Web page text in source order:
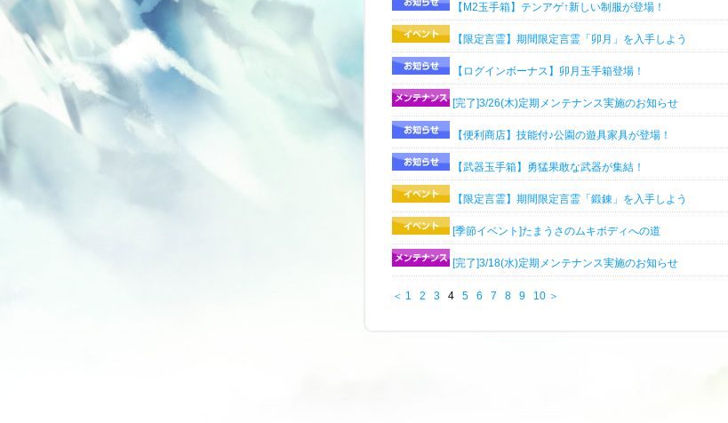
【M2玉手箱】テンアゲ↑新しい制服が登場！
【限定言霊】期間限定言霊「卯月」を入手しよう
【ログインボーナス】卯月玉手箱登場！
[完了]3/26(木)定期メンテナンス実施のお知らせ
【便利商店】技能付♪公園の遊具家具が登場！
【武器玉手箱】勇猛果敢な武器が集結！
【限定言霊】期間限定言霊「鍛錬」を入手しよう
[季節イベント]たまうさのムキボディへの道
[完了]3/18(水)定期メンテナンス実施のお知らせ
＜ 1 2 3 4 5 6 7 8 9 10 ＞